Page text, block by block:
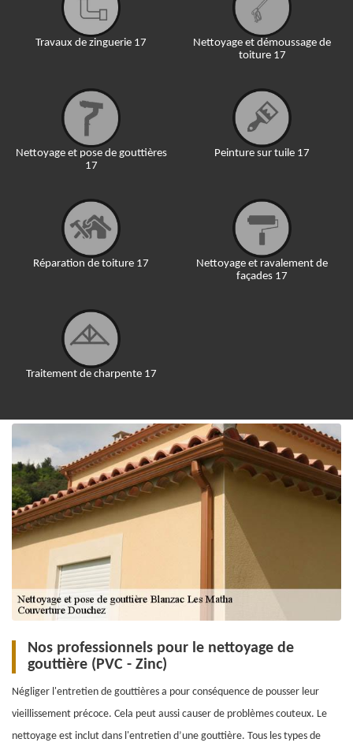
Travaux de zinguerie 17
Nettoyage et pose de gouttières
17
Réparation de toiture 17
Traitement de charpente 17
Nettoyage et démoussage de
toiture 17
Peinture sur tuile 17
Nettoyage et ravalement de
façades 17
Nos professionnels pour le nettoyage de
gouttière (PVC - Zinc)
Négliger l'entretien de gouttières a pour conséquence de pousser leur
vieillissement précoce. Cela peut aussi causer de problèmes couteux. Le
nettoyage est inclut dans l'entretien d’une gouttière. Tous les types de